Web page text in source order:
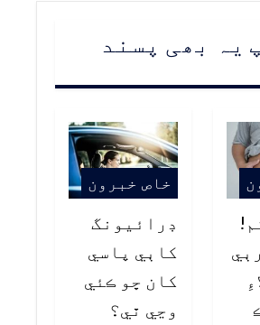
یہ بھی پسند
خاص خبرون
ڊرائيونگ
کاٻي پاسي
کان ڇو ڪئي
وڃي ٿي؟